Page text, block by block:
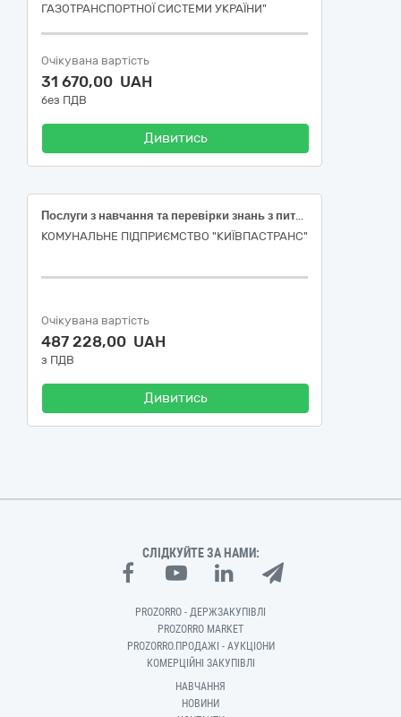
ГАЗОТРАНСПОРТНОЇ СИСТЕМИ УКРАЇНИ"
Очікувана вартість
31 670,00 UAH
без ПДВ
Дивитись
Послуги з навчання та перевірки знань з питань охорони праці та безпеки, код 80550000-4 за ДК 021:2015 «Послуги з професійної підготовки у сфері безпеки»
КОМУНАЛЬНЕ ПІДПРИЄМСТВО "КИЇВПАСТРАНС"
Очікувана вартість
487 228,00 UAH
з ПДВ
Дивитись
СЛІДКУЙТЕ ЗА НАМИ:
PROZORRO - ДЕРЖЗАКУПІВЛІ
PROZORRO MARKET
PROZORRO.ПРОДАЖІ - АУКЦІОНИ
КОМЕРЦІЙНІ ЗАКУПІВЛІ
НАВЧАННЯ
НОВИНИ